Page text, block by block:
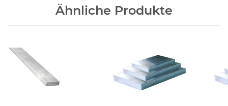
Ähnliche Produkte